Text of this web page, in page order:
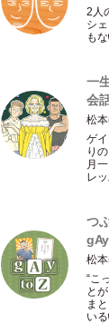
2人
シ
も
一
会
松
ゲ
り
月
レ
つ
松
“こ
と
ま
いる